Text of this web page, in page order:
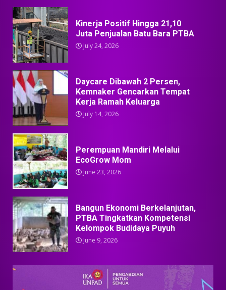
Kinerja Positif Hingga 21,10
Juta Penjualan Batu Bara PTBA
July 24, 2026
Daycare Dibawah 2 Persen,
Kemnaker Gencarkan Tempat
Kerja Ramah Keluarga
July 14, 2026
Perempuan Mandiri Melalui
EcoGrow Mom
June 23, 2026
Bangun Ekonomi Berkelanjutan,
PTBA Tingkatkan Kompetensi
Kelompok Budidaya Puyuh
June 9, 2026